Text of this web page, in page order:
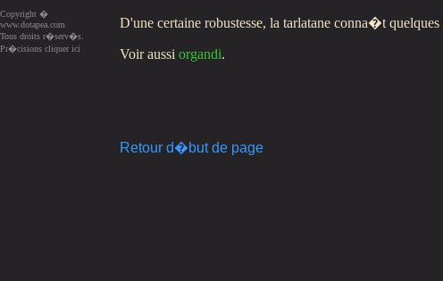
Copyright �
www.dotapea.com
Tous droits r�serv�s.
Pr�cisions cliquer ici
D'une certaine robustesse, la tarlatane conna�t
Voir aussi organdi.
Retour d�but de page